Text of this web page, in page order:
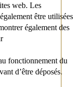
web. Les
être utilisées
également des
fonctionnement du
d’être déposés.